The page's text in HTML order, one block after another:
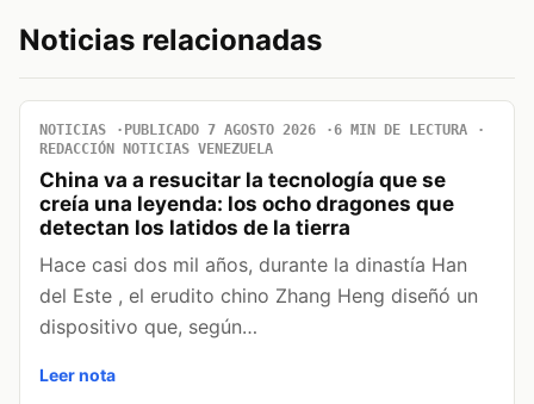
Noticias relacionadas
NOTICIAS PUBLICADO 7 AGOSTO 2026
6 MIN DE LECTURA
REDACCIÓN NOTICIAS VENEZUELA
China va a resucitar la tecnología que se
creía una leyenda: los ocho dragones que
detectan los latidos de la tierra
Hace casi dos mil años, durante la dinastía Han
del Este , el erudito chino Zhang Heng diseñó un
dispositivo que, según…
Leer nota